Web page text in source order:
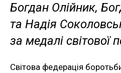
Богдан Олійник,
та Надія
за медалі світової
Світова федерація